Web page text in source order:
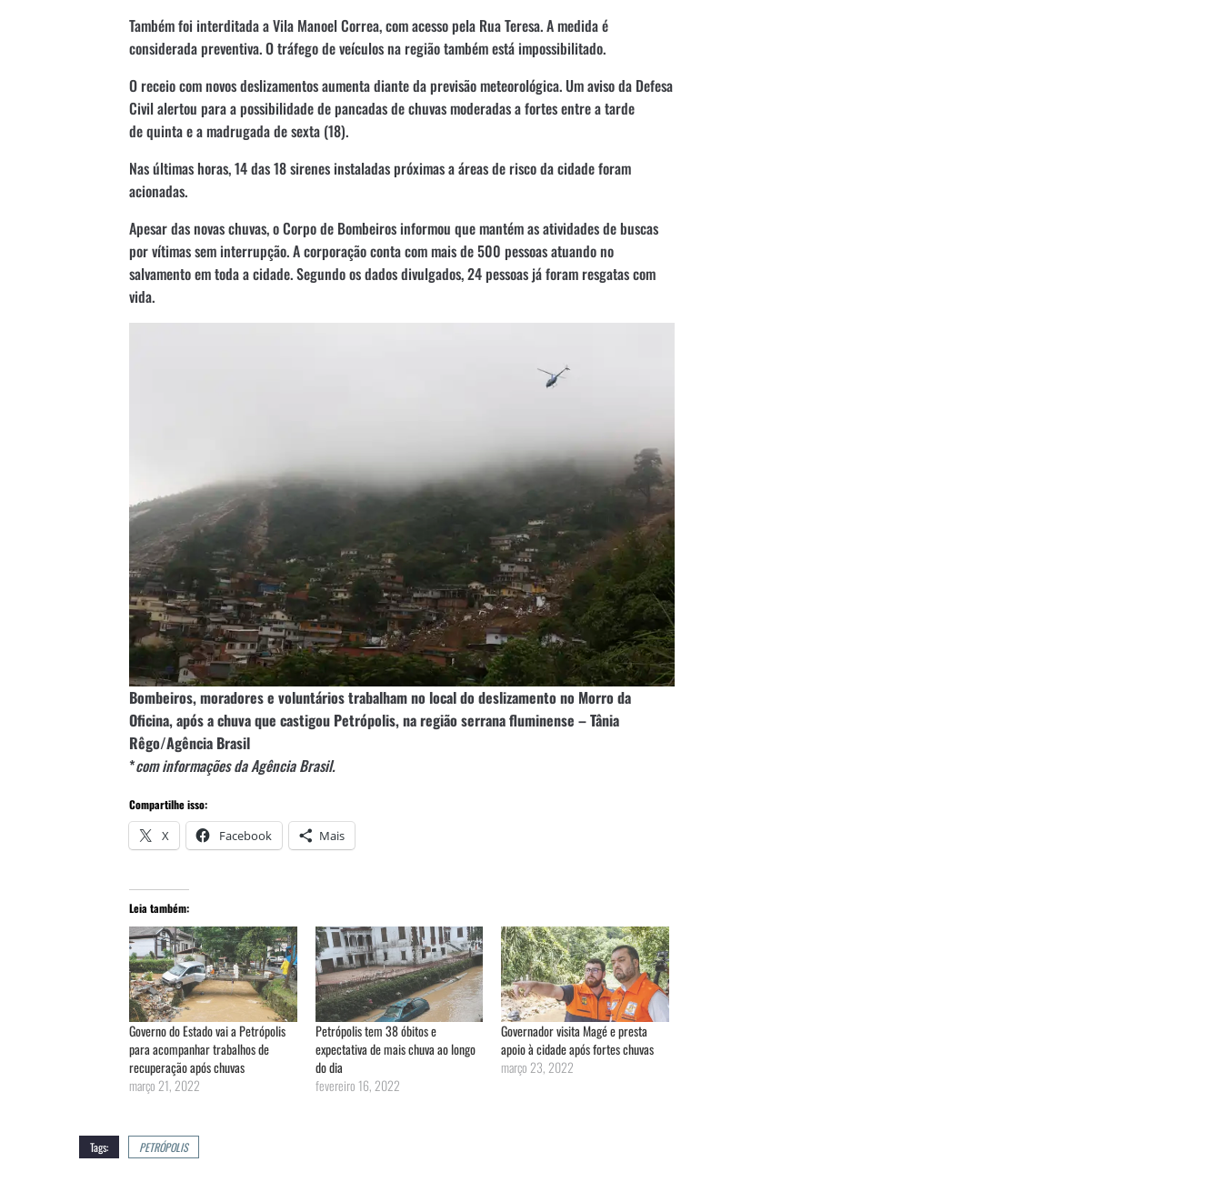
Também foi interditada a Vila Manoel Correa, com acesso pela Rua Teresa. A medida é
considerada preventiva. O tráfego de veículos na região também está impossibilitado.
O receio com novos deslizamentos aumenta diante da previsão meteorológica. Um aviso da Defesa
Civil alertou para a possibilidade de pancadas de chuvas moderadas a fortes entre a tarde
de quinta e a madrugada de sexta (18).
Nas últimas horas, 14 das 18 sirenes instaladas próximas a áreas de risco da cidade foram
acionadas.
Apesar das novas chuvas, o Corpo de Bombeiros informou que mantém as atividades de buscas
por vítimas sem interrupção. A corporação conta com mais de 500 pessoas atuando no
salvamento em toda a cidade. Segundo os dados divulgados, 24 pessoas já foram resgatas com
vida.
Bombeiros, moradores e voluntários trabalham no local do deslizamento no Morro da
Oficina, após a chuva que castigou Petrópolis, na região serrana fluminense – Tânia
Rêgo/Agência Brasil
*com informações da Agência Brasil.
Compartilhe isso:
X Facebook Mais
Leia também:
Governo do Estado vai a Petrópolis
para acompanhar trabalhos de
recuperação após chuvas
março 21, 2022
Petrópolis tem 38 óbitos e
expectativa de mais chuva ao longo
do dia
fevereiro 16, 2022
Governador visita Magé e presta
apoio à cidade após fortes chuvas
março 23, 2022
Tags: PETRÓPOLIS